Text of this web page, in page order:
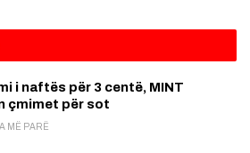
i naftës për 3 centë, MINT
çmimet për sot
MË PARË